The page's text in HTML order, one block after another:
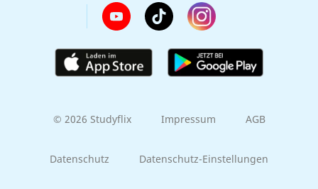
© 2026 Studyflix Impressum AGB
Datenschutz Datenschutz-Einstellungen